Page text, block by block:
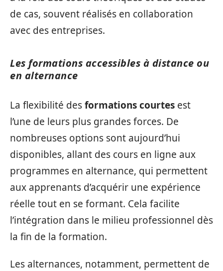
de cas, souvent réalisés en collaboration
avec des entreprises.
Les formations accessibles à distance ou
en alternance
La flexibilité desformations courtes est
l’une de leurs plus grandes forces. De
nombreuses options sont aujourd’hui
disponibles, allant des cours en ligne aux
programmes en alternance, qui permettent
aux apprenants d’acquérir une expérience
réelle tout en se formant. Cela facilite
l’intégration dans le milieu professionnel dès
la fin de la formation.
Les alternances, notamment, permettent de